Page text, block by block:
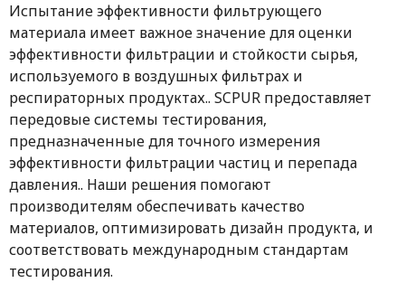
Испытание эффективности фильтрующего
материала имеет важное значение для оценки
эффективности фильтрации и стойкости сырья,
используемого в воздушных фильтрах и
респираторных продуктах.. SCPUR предоставляет
передовые системы тестирования,
предназначенные для точного измерения
эффективности фильтрации частиц и перепада
давления.. Наши решения помогают
производителям обеспечивать качество
материалов, оптимизировать дизайн продукта, и
соответствовать международным стандартам
тестирования.